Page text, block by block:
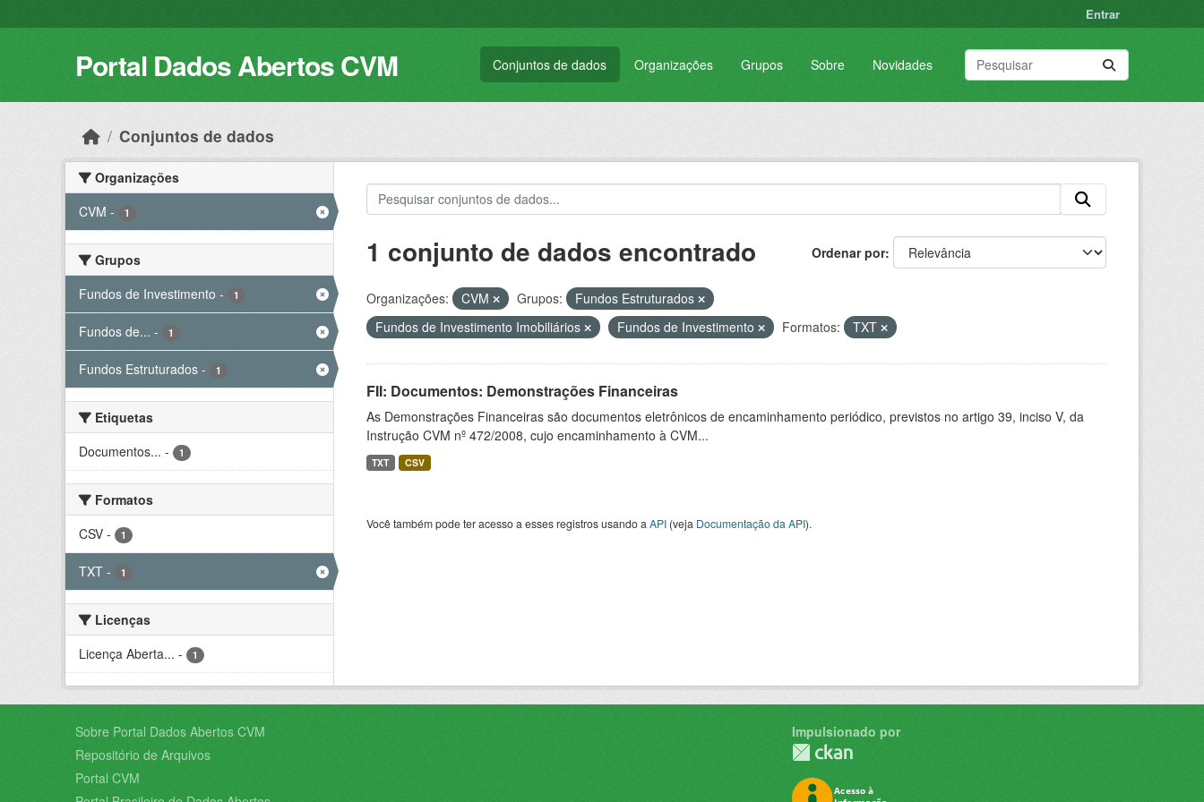
Entrar
Portal Dados Abertos CVM Conjuntos de dados Organizações Grupos Sobre Novidades
Conjuntos de dados
Organizações
CVM - 1
Grupos
Fundos de Investimento - 1
Fundos de... - 1
Fundos Estruturados - 1
Etiquetas
Documentos... - 1
Formatos
CSV - 1
TXT - 1
Licenças
Licença Aberta... - 1
Ordenar por
1 conjunto de dados encontrado
Organizações: CVM Grupos:
Fundos Estruturados
Fundos de Investimento Imobiliários
Fundos de Investimento Formatos: TXT
FII: Documentos: Demonstrações Financeiras
As Demonstrações Financeiras são documentos eletrônicos de encaminhamento periódico, previstos no artigo 39, inciso V, da
Instrução CVM nº 472/2008, cujo encaminhamento à CVM...
TXT CSV
Você também pode ter acesso a esses registros usando a API(veja Documentação da API).
Sobre Portal Dados Abertos CVM
Repositório de Arquivos
Portal CVM
Impulsionado por